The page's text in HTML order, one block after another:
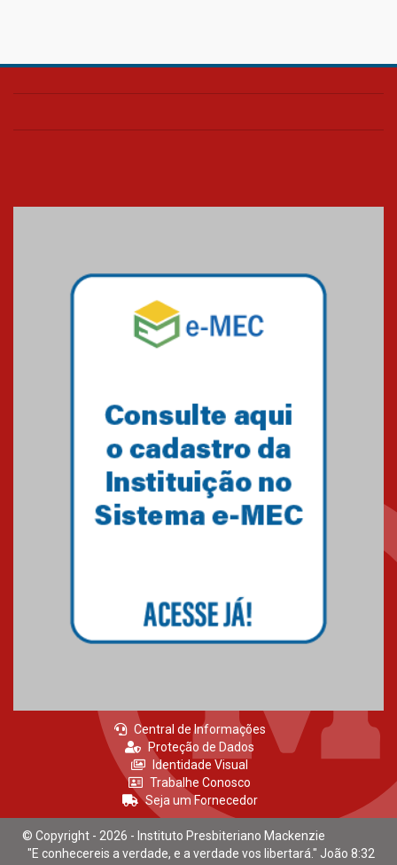
Confira como foi o culto mensal
Mackenzie mobiliza campanha
solidária para apoiar famílias em
Minas Gerais
Primeiro culto do ano ressalta o
27.02.2026
Central de Informações
Proteção de Dados
Identidade Visual
Trabalhe Conosco
Seja um Fornecedor
© Copyright - 2026 - Instituto Presbiteriano Mackenzie
"E conhecereis a verdade, e a verdade vos libertará." João 8:32